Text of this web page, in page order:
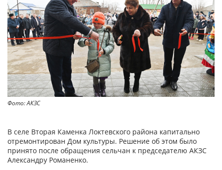
Фото: АКЗС
В селе Вторая Каменка Локтевского района капитально
отремонтирован Дом культуры. Решение об этом было
принято после обращения сельчан к председателю АКЗС
Александру Романенко.